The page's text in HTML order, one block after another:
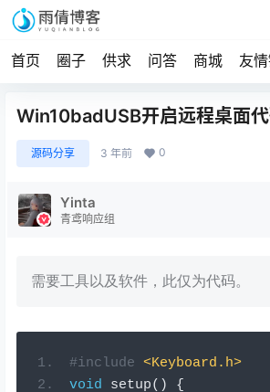
首页 圈子 供求 问答 商城 友
Win10badUSB开启远程桌面
源码分享 3 年前 0
Yinta
青鸢响应组
需要工具以及软件，此仅为代码。
#include <Keyboard.h>
void setup()
{